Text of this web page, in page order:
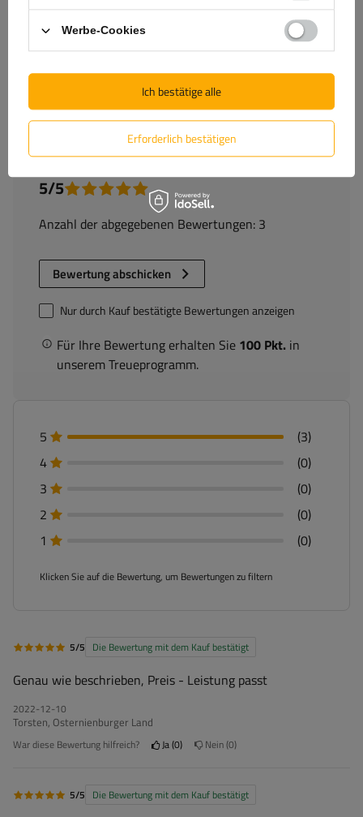
Frage stellen
Bewertungen(3)
5/5
Anzahl der abgegebenen Bewertungen: 3
Bewertung abschicken
Für Ihre Bewertung erhalten Sie 100 Pkt. in
unserem Treueprogramm.
Nur durch Kauf bestätigte Bewertungen anzeigen
5
(3)
4
(0)
3
(0)
2
(0)
1
(0)
Klicken Sie auf die Bewertung, um Bewertungen zu filtern
5/5 Die Bewertung mit dem Kauf bestätigt
Genau wie beschrieben, Preis - Leistung passt
2022-12-10
Torsten, Osternienburger Land
War diese Bewertung hilfreich? Ja 0 Nein 0
5/5 Die Bewertung mit dem Kauf bestätigt
Werbe-Cookies
Erforderlich bestätigen
Ich bestätige alle